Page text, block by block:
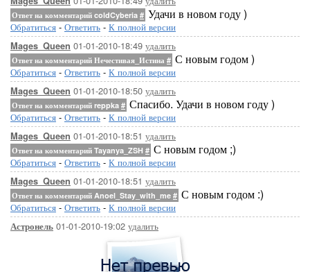
Ответ на комментарий coldCyberia # Удачи в новом году )
Обратиться - Ответить - К полной версии
Mages_Queen 01-01-2010-18:49 удалить
Ответ на комментарий Нечестивая_Истина # С новым годом )
Обратиться - Ответить - К полной версии
Mages_Queen 01-01-2010-18:50 удалить
Ответ на комментарий reppka # Спасибо. Удачи в новом году )
Обратиться - Ответить - К полной версии
Mages_Queen 01-01-2010-18:51 удалить
Ответ на комментарий Tayanya_ZSH # С новым годом ;)
Обратиться - Ответить - К полной версии
Mages_Queen 01-01-2010-18:51 удалить
Ответ на комментарий Anoel_Stay_with_me # С новым годом :)
Обратиться - Ответить - К полной версии
Астронель 01-01-2010-19:02 удалить